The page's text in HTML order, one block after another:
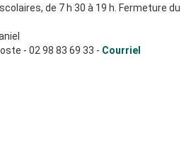
de 7 h 30 à 19 h. Fermeture du
- 02 98 83 69 33 - Courriel